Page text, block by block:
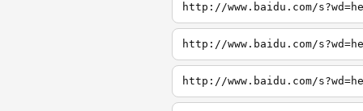
http://www.baidu.com/
http://www.baidu.com/
http://www.baidu.com/